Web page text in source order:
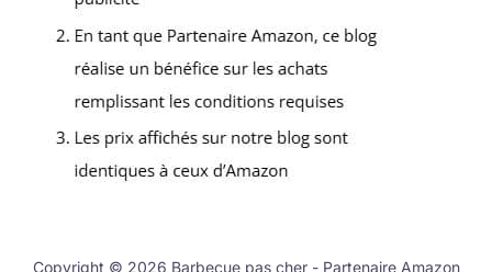
Copyright © 2026 Barbecue pas cher - Partenaire Amazon